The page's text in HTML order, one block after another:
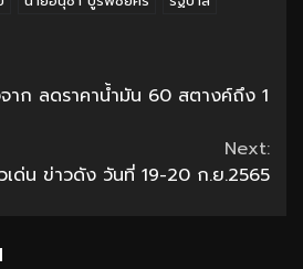
าก ลดราคาน้ำมัน 60 สตางค์ถึง 1
Next:
เด่น ข่าวดัง วันที่ 19-20 ก.ย.2565